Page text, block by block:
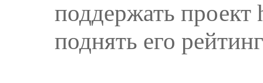
поддержать
поднять его